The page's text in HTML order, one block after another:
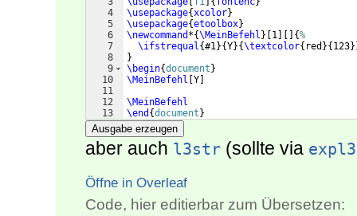
4
5
6
7
8
9
10
11
12
13
\usepackage{xcolor}
\usepackage{etoolbox}
\newcommand *{\MeinBefehl } 1 {%
\ifstrequal{#1}{Y}{\textcolor{ red }{ 123
}
\begin{document }
\MeinBefehl Y
\MeinBefehl
\end {document }
Ausgabe erzeugen
aber auch l3str (sollte via expl3
Öffne in Overleaf
Code, hier editierbar zum Übersetzen: